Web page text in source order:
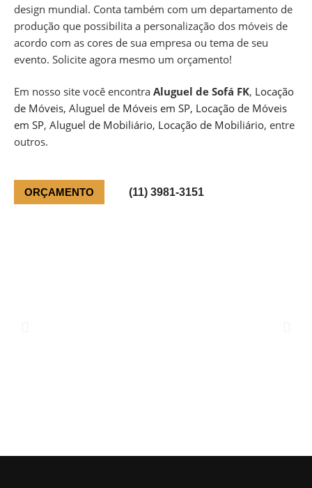
design mundial. Conta também com um departamento de
produção que possibilita a personalização dos móveis de
acordo com as cores de sua empresa ou tema de seu
evento. Solicite agora mesmo um orçamento!
Em nosso site você encontra Aluguel de Sofá FK, Locação
de Móveis, Aluguel de Móveis em SP, Locação de Móveis
em SP, Aluguel de Mobiliário, Locação de Mobiliário, entre
outros.
ORÇAMENTO (11) 3981-3151